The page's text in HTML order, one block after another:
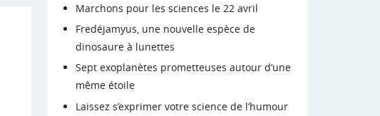
Marchons pour les sciences le 22 avril
Fredéjamyus, une nouvelle espèce de
dinosaure à lunettes
Sept exoplanètes prometteuses autour d’une
même étoile
Laissez s’exprimer votre science de l’humour